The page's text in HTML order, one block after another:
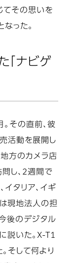
てその思いを
った。
「ナビゲ
その直前、彼
活動を展開し
方のカメラ店
し、2週間で
イタリア、イギ
は現地法人の担
後のデジタル
説いた。X-T1
そして何より